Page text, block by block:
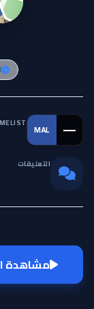
MAL —
التعليقات
مشاهدة